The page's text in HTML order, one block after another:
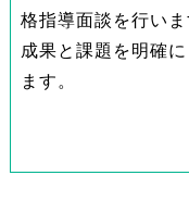
格指導面談を行い
成果と課題を明確
ます。